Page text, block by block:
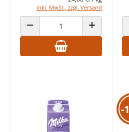
inkl. MwSt., zzgl. Versand
ANZAHL VERRINGERN ANZAHL
-